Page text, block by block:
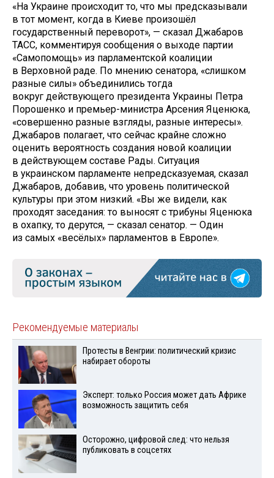
«На Украине происходит то, что мы предсказывали
в тот момент, когда в Киеве произошёл
государственный переворот», — сказал Джабаров
ТАСС, комментируя сообщения о выходе партии
«Самопомощь» из парламентской коалиции
в Верховной раде. По мнению сенатора, «слишком
разные силы» объединились тогда
вокруг действующего президента Украины Петра
Порошенко и премьер-министра Арсения Яценюка,
«совершенно разные взгляды, разные интересы».
Джабаров полагает, что сейчас крайне сложно
оценить вероятность создания новой коалиции
в действующем составе Рады. Ситуация
в украинском парламенте непредсказуемая, сказал
Джабаров, добавив, что уровень политической
культуры при этом низкий. «Вы же видели, как
проходят заседания: то выносят с трибуны Яценюка
в охапку, то дерутся, — сказал сенатор. — Один
из самых «весёлых» парламентов в Европе».
Рекомендуемые материалы
Протесты в Венгрии: политический кризис
набирает обороты
Эксперт: только Россия может дать Африке
возможность защитить себя
Осторожно, цифровой след: что нельзя
публиковать в соцсетях